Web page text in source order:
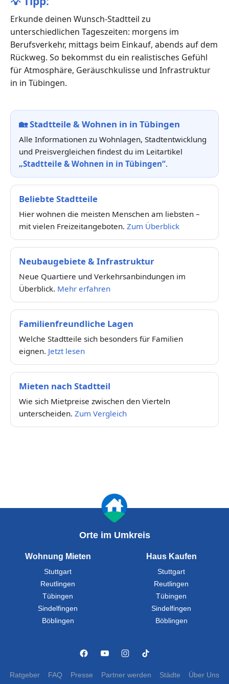
Erkunde deinen Wunsch-Stadtteil zu
unterschiedlichen Tageszeiten: morgens im
Berufsverkehr, mittags beim Einkauf, abends auf dem
Rückweg. So bekommst du ein realistisches Gefühl
für Atmosphäre, Geräuschkulisse und Infrastruktur
in in Tübingen.
🏡Stadtteile & Wohnen in in Tübingen
Alle Informationen zu Wohnlagen, Stadtentwicklung
und Preisvergleichen findest du im Leitartikel
„Stadtteile & Wohnen in in Tübingen“.
Beliebte Stadtteile
Hier wohnen die meisten Menschen am liebsten –
mit vielen Freizeitangeboten. Zum Überblick
Neubaugebiete & Infrastruktur
Neue Quartiere und Verkehrsanbindungen im
Überblick. Mehr erfahren
Familienfreundliche Lagen
Welche Stadtteile sich besonders für Familien
eignen. Jetzt lesen
Mieten nach Stadtteil
Wie sich Mietpreise zwischen den Vierteln
unterscheiden. Zum Vergleich
Orte im Umkreis
Wohnung Mieten
Stuttgart
Reutlingen
Tübingen
Sindelfingen
Böblingen
Haus Kaufen
Stuttgart
Reutlingen
Tübingen
Sindelfingen
Böblingen
Ratgeber FAQ Presse Partner werden Städte Über Uns